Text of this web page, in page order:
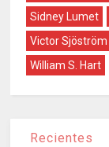
Sidney Lumet
Victor Sjöström
William S. Hart
Recientes